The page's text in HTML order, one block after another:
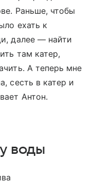
Раньше, чтобы
ехать к
далее — найти
там катер,
А теперь мне
сесть в катер и
Антон.
воды